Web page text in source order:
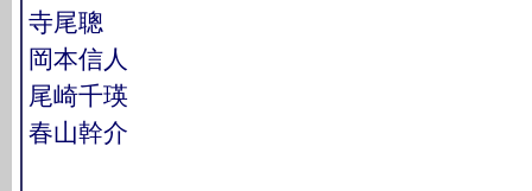
寺尾聰
岡本信人
尾崎千瑛
春山幹介